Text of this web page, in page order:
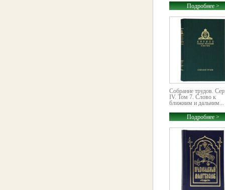
Подробнее >
Собрание трудов.
IV. Том 7. Слово к
ближним и дальним...
Подробнее >